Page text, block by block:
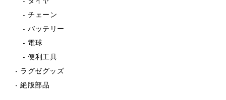
チェーン
バッテリー
電球
便利工具
ラグゼグッズ
絶版部品